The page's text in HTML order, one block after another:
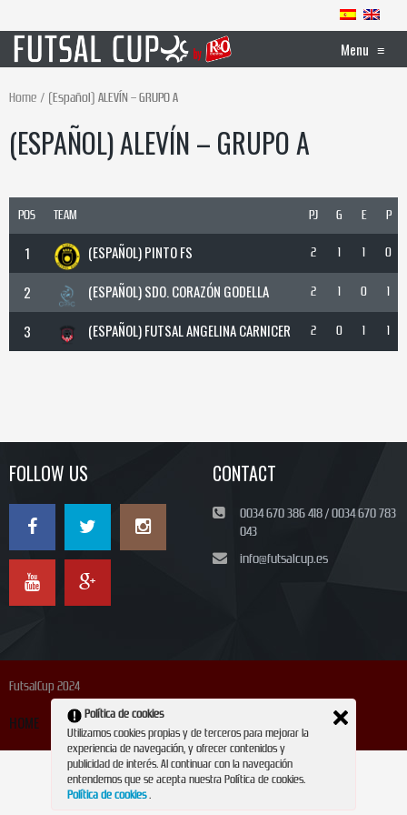
Menu ≡
Home (Español) ALEVÍN – GRUPO A
(ESPAÑOL) ALEVÍN – GRUPO A
POS TEAM PJ G E P
1 (ESPAÑOL) PINTO FS 2 1 1 0
2 (ESPAÑOL) SDO. CORAZÓN GODELLA 2 1 0 1
3 (ESPAÑOL) FUTSAL ANGELINA CARNICER 2 0 1 1
FOLLOW US CONTACT
0034 670 386 418 / 0034 670 783
043
info@futsalcup.es
FutsalCup 2024
HOME REGISTRATION CONTACT
Política de cookies
Utilizamos cookies propias y de terceros para mejorar la
experiencia de navegación, y ofrecer contenidos y
publicidad de interés. Al continuar con la navegación
entendemos que se acepta nuestra Política de cookies.
Política de cookies.